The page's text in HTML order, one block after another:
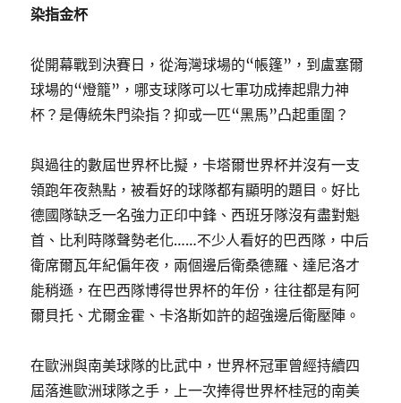
染指金杯
從開幕戰到決賽日，從海灣球場的“帳篷”，到盧塞爾
球場的“燈籠”，哪支球隊可以七軍功成捧起鼎力神
杯？是傳統朱門染指？抑或一匹“黑馬”凸起重圍？
與過往的數屆世界杯比擬，卡塔爾世界杯并沒有一支
領跑年夜熱點，被看好的球隊都有顯明的題目。好比
德國隊缺乏一名強力正印中鋒、西班牙隊沒有盡對魁
首、比利時隊聲勢老化……不少人看好的巴西隊，中后
衛席爾瓦年紀偏年夜，兩個邊后衛桑德羅、達尼洛才
能稍遜，在巴西隊博得世界杯的年份，往往都是有阿
爾貝托、尤爾金霍、卡洛斯如許的超強邊后衛壓陣。
在歐洲與南美球隊的比武中，世界杯冠軍曾經持續四
屆落進歐洲球隊之手，上一次捧得世界杯桂冠的南美